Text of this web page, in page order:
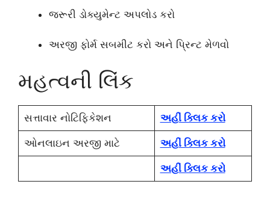
જરૂરી ડોક્યુમેન્ટ અપલોડ કરો
અરજી ફોર્મ સબમીટ કરો અને પ્રિન્ટ મેળવો
મહત્વની લિંક
સત્તાવાર નોટિફિકેશન અહીં ક્લિક કરો
ઓનલાઇન અરજી માટે અહીં ક્લિક કરો
અહીં ક્લિક કરો